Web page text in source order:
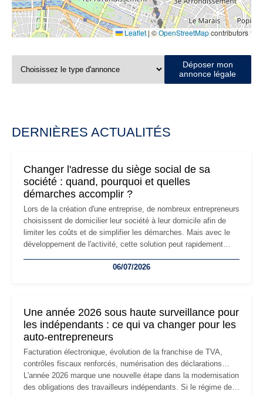
Leaflet|©OpenStreetMapcontributors
Déposer mon
annonce légale
DERNIÈRES ACTUALITÉS
Changer l'adresse du siège social de sa
société : quand, pourquoi et quelles
démarches accomplir ?
Lors de la création d'une entreprise, de nombreux entrepreneurs
choisissent de domicilier leur société à leur domicile afin de
limiter les coûts et de simplifier les démarches. Mais avec le
développement de l'activité, cette solution peut rapidement
professionnels, recrutement, image de marque… Le
06/07/2026
Une année 2026 sous haute surveillance pour
les indépendants : ce qui va changer pour les
auto-entrepreneurs
Facturation électronique, évolution de la franchise de TVA,
contrôles fiscaux renforcés, numérisation des déclarations…
L'année 2026 marque une nouvelle étape dans la modernisation
des obligations des travailleurs indépendants. Si le régime de